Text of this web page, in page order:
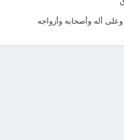
أله وأصحابه وأزواجه